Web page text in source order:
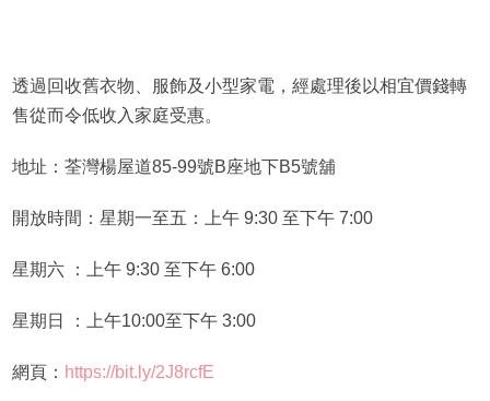
透過回收舊衣物、服飾及小型家電，經處理後以相宜價錢轉
售從而令低收入家庭受惠。
地址：荃灣楊屋道85-99號B座地下B5號舖
開放時間：星期一至五：上午 9:30 至下午 7:00
星期六 ：上午 9:30 至下午 6:00
星期日 ：上午10:00至下午 3:00
網頁： https://bit.ly/2J8rcfE